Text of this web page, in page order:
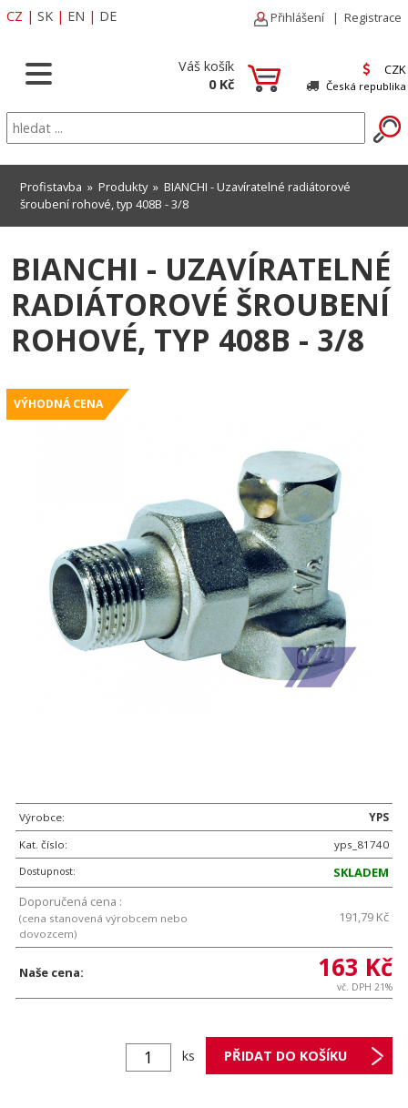
CZ | SK | EN | DE Přihlášení | Registrace
Váš košík
0 Kč
CZK
Česká republika
Profistavba » Produkty» BIANCHI - Uzavíratelné radiátorové
šroubení rohové, typ 408B - 3/8
BIANCHI - UZAVÍRATELNÉ
RADIÁTOROVÉ ŠROUBENÍ
ROHOVÉ, TYP 408B - 3/8
VÝHODNÁ CENA
Výrobce:
YPS
Kat. číslo:
yps_81740
Dostupnost:
SKLADEM
Doporučená cena :
(cena stanovená výrobcem nebo
dovozcem)
191,79 Kč
Naše cena: 163 Kč
vč. DPH 21%
ks